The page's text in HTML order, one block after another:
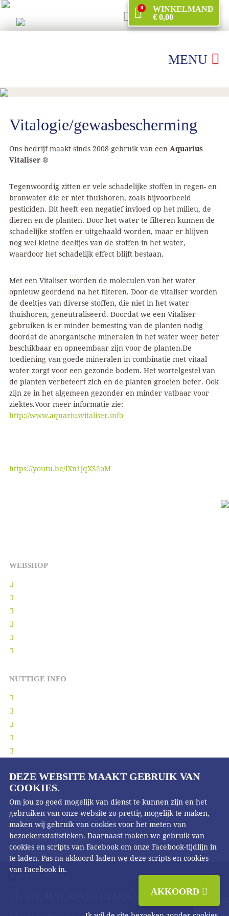
0
WINKELMAND
€ 0,00
MENU
Vitalogie/gewasbescherming
Ons bedrijf maakt sinds 2008 gebruik van een Aquarius
Vitaliser ®
Tegenwoordig zitten er vele schadelijke stoffen in regen- en
bronwater die er niet thuishoren, zoals bijvoorbeeld
pesticiden. Dit heeft een negatief invloed op het milieu, de
dieren en de planten. Door het water te filteren kunnen de
schadelijke stoffen er uitgehaald worden, maar er blijven
nog wel kleine deeltjes van de stoffen in het water,
waardoor het schadelijk effect blijft bestaan.
Met een Vitaliser worden de moleculen van het water
opnieuw geordend na het filteren. Door de vitaliser worden
de deeltjes van diverse stoffen, die niet in het water
thuishoren, geneutraliseerd. Doordat we een Vitaliser
gebruiken is er minder bemesting van de planten nodig
doordat de anorganische mineralen in het water weer beter
beschikbaar en opneembaar zijn voor de planten.De
toediening van goede mineralen in combinatie met vitaal
water zorgt voor een gezonde bodem. Het wortelgestel van
de planten verbeteert zich en de planten groeien beter. Ook
zijn ze in het algemeen gezonder en minder vatbaar voor
ziektes.Voor meer informatie zie:
http://www.aquariusvitaliser.info
https://youtu.be/lXn1jqXS2oM
WEBSHOP
NUTTIGE INFO
CONTACT
Kalter Pakketten
Tasveld 26 8271 RW
IJsselmuiden
T
0683549543
DEZE WEBSITE MAAKT GEBRUIK VAN
COOKIES.
Om jou zo goed mogelijk van dienst te kunnen zijn en het
gebruiken van onze website zo prettig mogelijk te maken,
maken wij gebruik van cookies voor het meten van
bezoekersstatistieken. Daarnaast maken we gebruik van
cookies en scripts van Facebook om onze Facebook-tijdlijn in
te laden. Pas na akkoord laden we deze scripts en cookies
van Facebook in.
AKKOORD